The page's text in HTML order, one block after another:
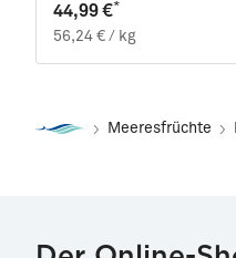
44,99 €*
56,24 € / kg
Meeresfrüchte